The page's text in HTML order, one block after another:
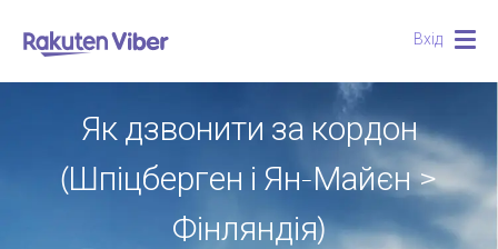
Вхід
Як дзвонити за кордон
(Шпіцберген і Ян-Майєн >
Фінляндія)